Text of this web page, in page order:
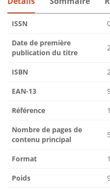
ISSN
Date de première
publication du titre
ISBN
EAN-13
Référence
Nombre de pages de
contenu principal
Format
Poids